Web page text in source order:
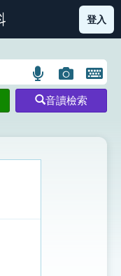
部首索引表圖示
登入
語
言
搜
示
圖
片
搜
開
鍵
圖
音讀檢索